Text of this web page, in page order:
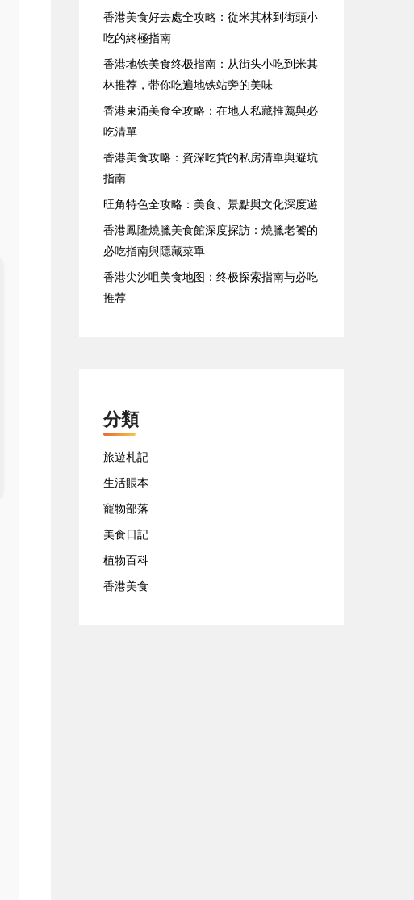
香港美食好去處全攻略：從米其林到街頭小
吃的終極指南
香港地铁美食终极指南：从街头小吃到米其
林推荐，带你吃遍地铁站旁的美味
香港東涌美食全攻略：在地人私藏推薦與必
吃清單
香港美食攻略：資深吃貨的私房清單與避坑
指南
旺角特色全攻略：美食、景點與文化深度遊
香港鳳隆燒臘美食館深度探訪：燒臘老饕的
必吃指南與隱藏菜單
香港尖沙咀美食地图：终极探索指南与必吃
推荐
分類
旅遊札記
生活賬本
寵物部落
美食日記
植物百科
香港美食